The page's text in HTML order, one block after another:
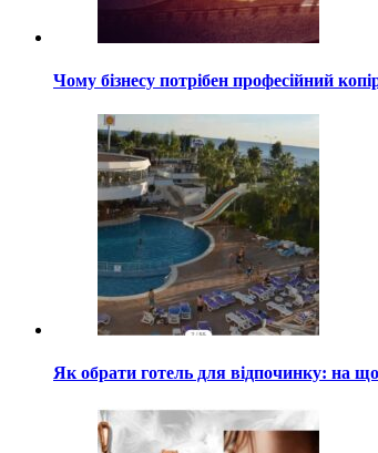
Чому бізнесу потрібен професійний
Як обрати готель для відпочинку: на